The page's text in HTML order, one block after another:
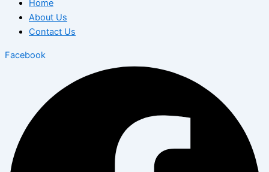
Home
About Us
Contact Us
Facebook